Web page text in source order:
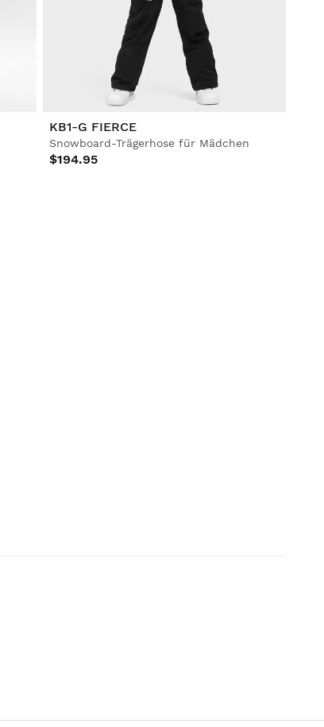
KB1-G FIERCE
Snowboard-Trägerhose für Mädchen
$194.95